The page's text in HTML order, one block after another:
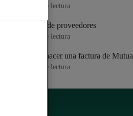
min de lectura
Gastos de proveedores
min de lectura
Cómo hacer una factura de Mutua
min de lectura